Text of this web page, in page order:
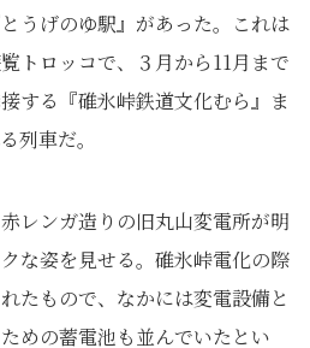
うげのゆ駅』があった。これは
トロッコで、３月から11月まで
する『碓氷峠鉄道文化むら』ま
列車だ。
レンガ造りの旧丸山変電所が明
な姿を見せる。碓氷峠電化の際
たもので、なかには変電設備と
めの蓄電池も並んでいたとい